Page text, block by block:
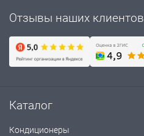
Отзывы наших клиентов
Каталог
Кондиционеры